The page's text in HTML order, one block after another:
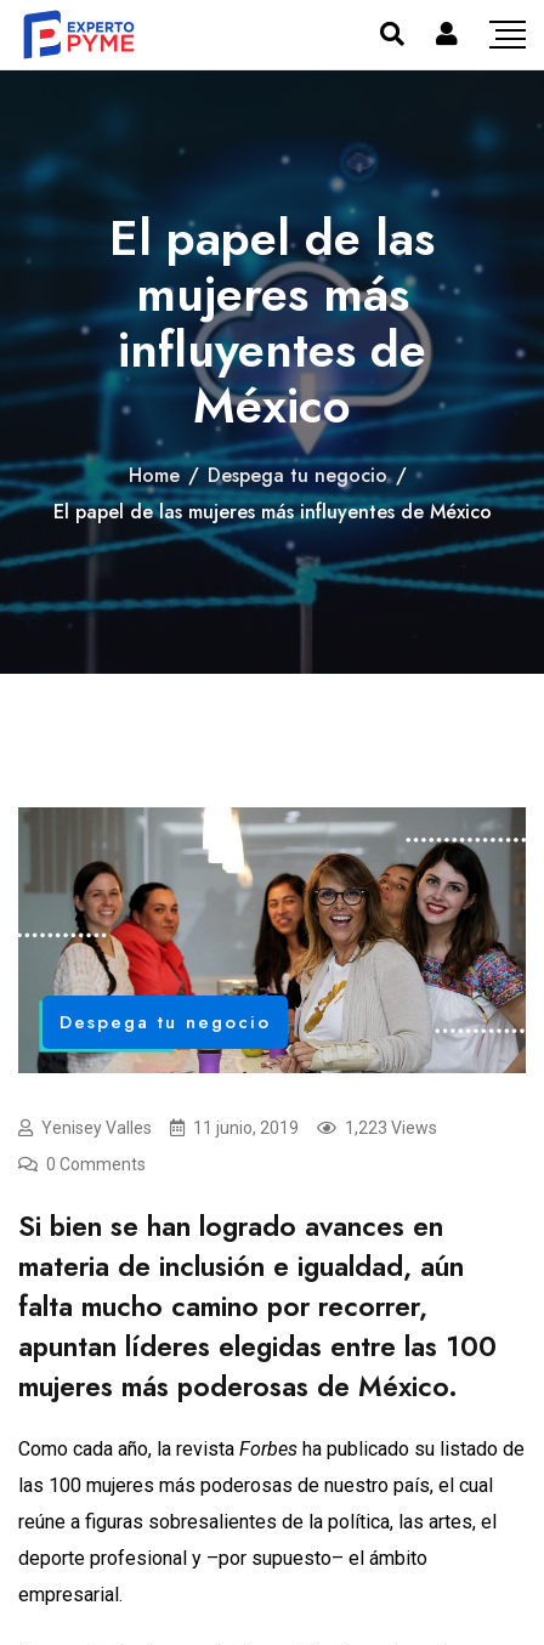
El papel de las
mujeres más
influyentes de
México
Home / Despega tu negocio /
El papel de las mujeres más influyentes de México
Despega tu negocio
Yenisey Valles 11 junio, 2019
1,223 Views
0 Comments
Si bien se han logrado avances en
materia de inclusión e igualdad, aún
falta mucho camino por recorrer,
apuntan líderes elegidas entre las 100
mujeres más poderosas de México.
Como cada año, la revista Forbes ha publicado su listado de
las 100 mujeres más poderosas de nuestro país, el cual
reúne a figuras sobresalientes de la política, las artes, el
deporte profesional y –por supuesto– el ámbito
empresarial.